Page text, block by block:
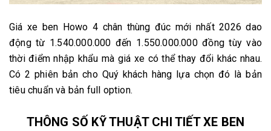
Giá xe ben Howo 4 chân thùng đúc mới nhất 2026 dao
động từ 1.540.000.000 đến 1.550.000.000 đồng tùy vào
thời điểm nhập khẩu mà giá xe có thể thay đổi khác nhau.
Có 2 phiên bản cho Quý khách hàng lựa chọn đó là bản
tiêu chuẩn và bản full option.
THÔNG SỐ KỸ THUẬT CHI TIẾT XE BEN